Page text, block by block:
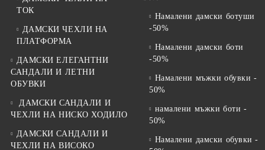
ТОК
ДАМСКИ ЧЕХЛИ НА
ПЛАТФОРМА
ДАМСКИ ЕЛЕГАНТНИ
САНДАЛИ И ЛЕТНИ
ОБУВКИ
ДАМСКИ САНДАЛИ И
ЧЕХЛИ НА НИСКО ХОДИЛО
ДАМСКИ САНДАЛИ И
ЧЕХЛИ НА ВИСОКО
Намалени дамски ботуши
-50%
Намалени дамски боти
-50%
Намалени мъжки обувки -
50%
намалени мъжки боти -
50%
Намалени дамски обувки -